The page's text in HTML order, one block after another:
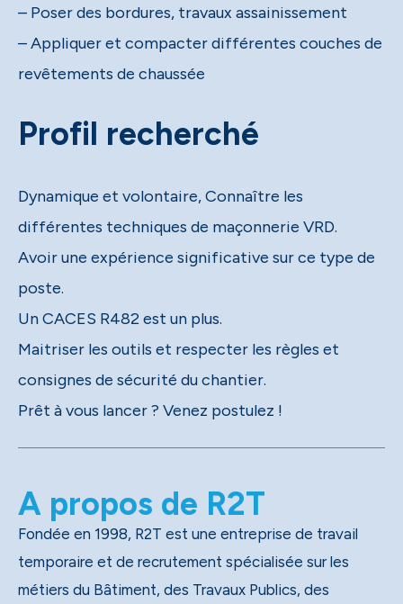
– Poser des bordures, travaux assainissement
– Appliquer et compacter différentes couches de
revêtements de chaussée
Profil recherché
Dynamique et volontaire, Connaître les
différentes techniques de maçonnerie VRD.
Avoir une expérience significative sur ce type de
poste.
Un CACES R482 est un plus.
Maitriser les outils et respecter les règles et
consignes de sécurité du chantier.
Prêt à vous lancer ? Venez postulez !
A propos de R2T
Fondée en 1998, R2T est une entreprise de travail
temporaire et de recrutement spécialisée sur les
métiers du Bâtiment, des Travaux Publics, des